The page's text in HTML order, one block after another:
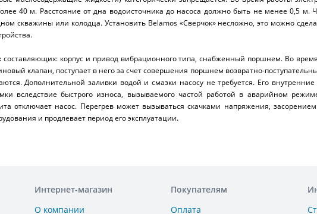
40 м. Расстояние от дна водоисточника до насоса должно быть не менее 0,5 м.
скважины или колодца. Установить Belamos «Сверчок» несложно, это можно
корпус и привод вибрационного типа, снабженный поршнем. Во
клапан, поступает в него за счет совершения поршнем возвратно-
Дополнительной заливки водой и смазки насосу не требуется. Его
вследствие быстрого износа, вызываемого частой работой в аварийном
отключает насос. Перегрев может вызываться скачками напряжения,
и продлевает период его эксплуатации.
Интернет-магазин
О компании
Покупателям
Оплата